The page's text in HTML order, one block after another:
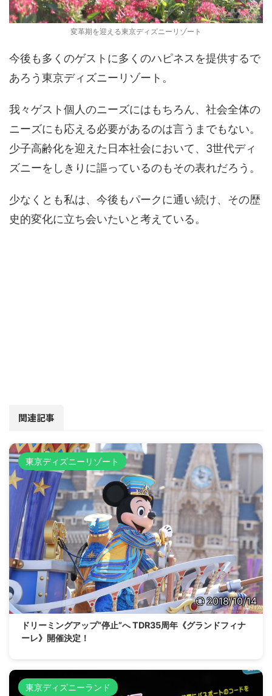
変革期を迎える東京ディズニーリゾート
今後も多くのゲストに多くのハピネスを提供するで
あろう東京ディズニーリゾート。
我々ゲスト個人のニーズにはもちろん、社会全体の
ニーズにも応える必要があるのは言うまでもない。
少子高齢化を迎えた日本社会において、3世代ディ
ズニーをしきりに謳っているのもその表れだろう。
少なくとも私は、今後もパークに通い続け、その歴
史的変化に立ち会いたいと考えている。
関連記事
東京ディズニーリゾート
2018/10/14
ドリーミングアップ“停止”へ TDR35周年《グランドフィナ
ーレ》開催決定！
東京ディズニーランド